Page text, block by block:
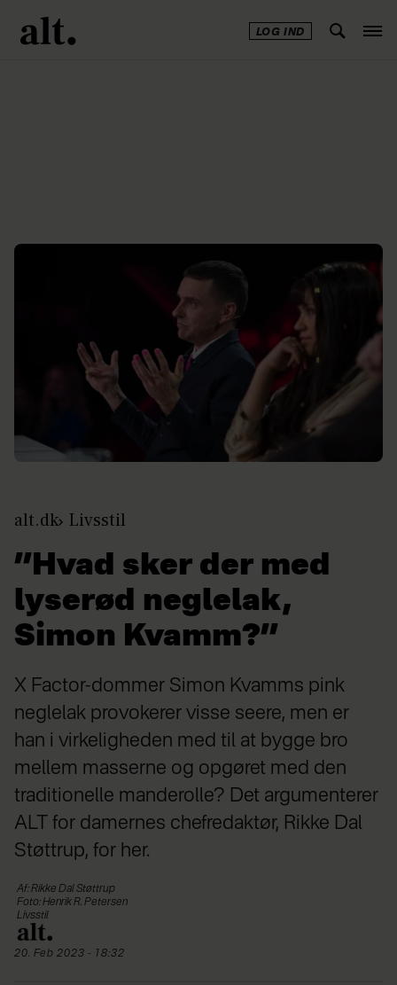
LOG IND
alt.dk Livsstil
”Hvad sker der med
lyserød neglelak,
Simon Kvamm?”
X Factor-dommer Simon Kvamms pink
neglelak provokerer visse seere, men er
han i virkeligheden med til at bygge bro
mellem masserne og opgøret med den
traditionelle manderolle? Det argumenterer
ALT for damernes chefredaktør, Rikke Dal
Støttrup, for her.
Af: Rikke Dal Støttrup
Foto: Henrik R. Petersen
Livsstil
20. Feb 2023 - 18:32